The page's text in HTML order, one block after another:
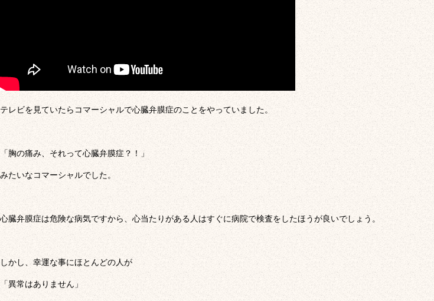
テレビを見ていたらコマーシャルで心臓弁膜症のことをやっていました。
「胸の痛み、それって心臓弁膜症？！」
みたいなコマーシャルでした。
心臓弁膜症は危険な病気ですから、心当たりがある人はすぐに病院で検査をしたほうが良いでしょう。
しかし、幸運な事にほとんどの人が
「異常はありません」